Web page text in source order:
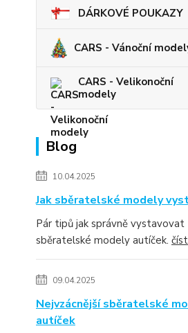
DÁRKOVÉ POUKAZY
CARS - Vánoční
CARS - Velikonoční
modely
Blog
10.04.2025
Jak sběratelské modely
Pár tipů jak správně vystavovat
sběratelské modely autíček.
09.04.2025
Nejvzácnější sběratelské
autíček